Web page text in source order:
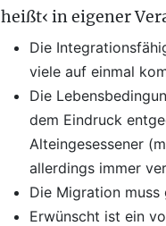
heißt‹ in eigener
Die
viele auf einmal
Die
dem Eindruck
Alteingesessener
allerdings immer
Die Migration
Erwünscht ist ein